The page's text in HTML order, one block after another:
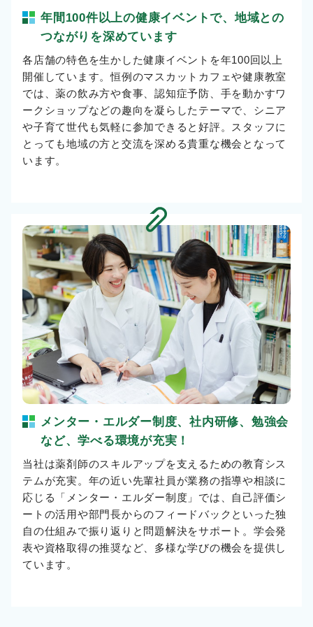
年間100件以上の健康イベントで、地域との
つながりを深めています
各店舗の特色を生かした健康イベントを年100回以上
開催しています。恒例のマスカットカフェや健康教室
では、薬の飲み方や食事、認知症予防、手を動かすワ
ークショップなどの趣向を凝らしたテーマで、シニア
や子育て世代も気軽に参加できると好評。スタッフに
とっても地域の方と交流を深める貴重な機会となって
います。
メンター・エルダー制度、社内研修、勉強会
など、学べる環境が充実！
当社は薬剤師のスキルアップを支えるための教育シス
テムが充実。年の近い先輩社員が業務の指導や相談に
応じる「メンター・エルダー制度」では、自己評価シ
ートの活用や部門長からのフィードバックといった独
自の仕組みで振り返りと問題解決をサポート。学会発
表や資格取得の推奨など、多様な学びの機会を提供し
ています。